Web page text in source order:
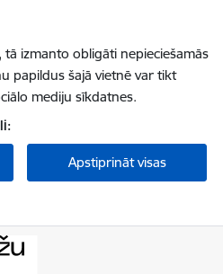
izmanto obligāti nepieciešamās
papildus šajā vietnē var tikt
mediju sīkdatnes.
Apstiprināt visas